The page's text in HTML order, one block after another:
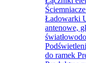
Ściemniacze
Ładowarki
antenowe,
do ramek